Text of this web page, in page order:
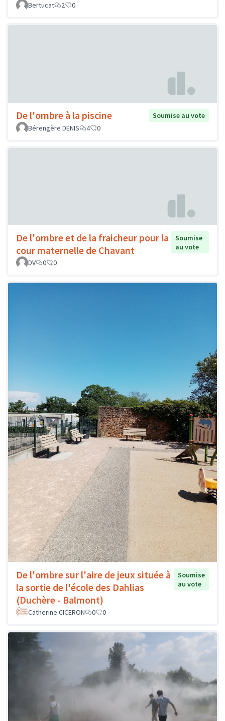
Bertucat
2 0
De l'ombre à la piscine
Soumise au vote
Bérengère DENIS
4 0
De l'ombre et de la fraicheur pour la
cour maternelle de Chavant
Soumise
au vote
DV
0 0
De l'ombre sur l'aire de jeux située à
la sortie de l'école des Dahlias
(Duchère - Balmont)
Soumise
au vote
Catherine CICERON 0 0